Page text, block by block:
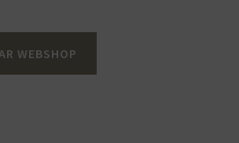
WEBSHOP